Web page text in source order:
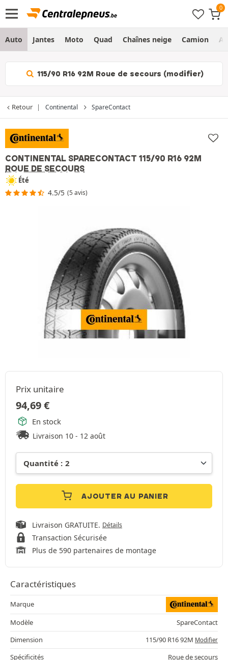
Auto Jantes Moto Quad Chaînes neige Camion
115/90 R16 92M Roue de secours (modifier)
Retour Continental SpareContact
CONTINENTAL SPARECONTACT 115/90 R16 92M
ROUE DE SECOURS
Été
4.5/5 (5 avis)
Prix unitaire
94,69€
En stock
Livraison 10 - 12 août
AJOUTER AU PANIER
Livraison GRATUITE. Détails
Transaction Sécurisée
Plus de 590 partenaires de montage
Caractéristiques
Marque
Modèle
SpareContact
Dimension
115/90 R16 92M Modifier
Spécificités
Roue de secours